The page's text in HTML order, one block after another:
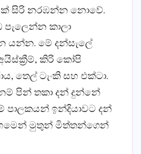
සිරි නරඹන්න නොවේ.
කාලා
යන්න. මේ දන්සැලේ
කිරි කෝපි
තෙල් ටැංකි සහ එක්‌ටා.
පින් තකා දන් දුන්නේ
ඉන්දියාවට දන්
මුතුන් මිත්තන්ගෙන්